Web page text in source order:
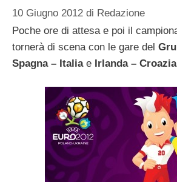
10 Giugno 2012 di Redazione
Poche ore di attesa e poi il
tornerà di scena con le gare del
Spagna – Italiae Irlanda – Croazia